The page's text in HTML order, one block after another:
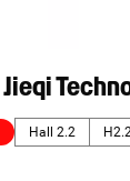
Hall 2.2